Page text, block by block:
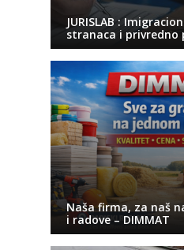
JURISLAB :
stranaca i privredno
Naša firma, za naš
i radove – DIMMAT